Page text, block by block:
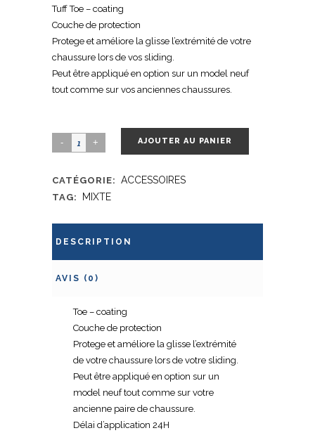
Tuff Toe – coating
Couche de protection
Protege et améliore la glisse l’extrémité de votre
chaussure lors de vos sliding.
Peut être appliqué en option sur un model neuf
tout comme sur vos anciennes chaussures.
AJOUTER AU PANIER
CATÉGORIE: ACCESSOIRES
TAG: MIXTE
DESCRIPTION
AVIS (0)
Toe – coating
Couche de protection
Protege et améliore la glisse l’extrémité
de votre chaussure lors de votre sliding.
Peut être appliqué en option sur un
model neuf tout comme sur votre
ancienne paire de chaussure.
Délai d’application 24H